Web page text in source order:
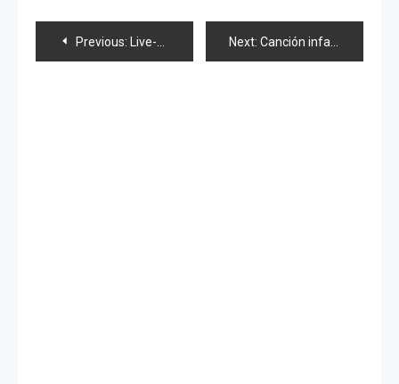
Navegación
Previous: Live-action del manga de culto «Akira» Next: Canción infantil logra vender 250,000 copias